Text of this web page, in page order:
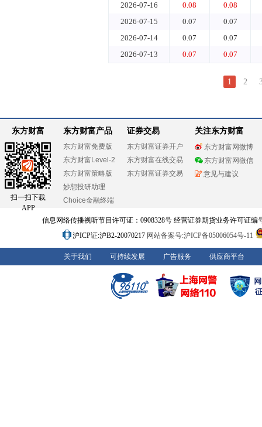
2026-07-16
0.08
0.08
2026-07-15
0.07
0.07
2026-07-14
0.07
0.07
2026-07-13
0.07 0.07
1 2
东方财富
扫一扫下载
APP
东方财富产品
东方财富免费版
东方财富Level-2
东方财富策略版
妙想投研助理
Choice金融终端
证券交易
东方财富证券开户
东方财富在线交易
东方财富证券交易
关注东方财富
东方财富网微博
东方财富网微信
意见与建议
信息网络传播视听节目许可证：0908328号 经营证券期货业务许可证编
沪ICP证:沪B2-20070217 网站备案号:沪ICP备05006054号-11
关于我们 可持续发展 广告服务 供应商平台